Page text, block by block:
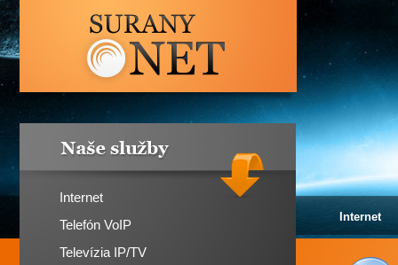
SURANY.NET
Internet
Naše služby
Internet
Telefón VoIP
Televízia IP/TV